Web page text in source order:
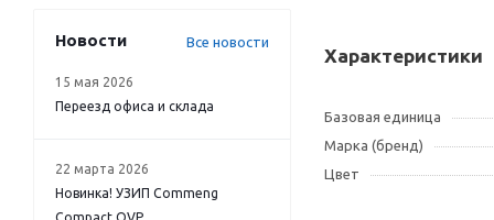
Характеристики
Базовая единица
Марка (бренд)
Цвет
Новости Все новости
15 мая 2026
Переезд офиса и склада
22 марта 2026
Новинка! УЗИП Commeng
Compact OVP